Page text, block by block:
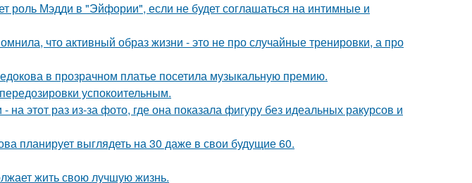
роль Мэдди в "Эйфории", если не будет соглашаться на интимные и
что активный образ жизни - это не про случайные тренировки, а про
в прозрачном платье посетила музыкальную премию.
успокоительным.
на этот раз из-за фото, где она показала фигуру без идеальных ракурсов и
планирует выглядеть на 30 даже в свои будущие 60.
жить свою лучшую жизнь.